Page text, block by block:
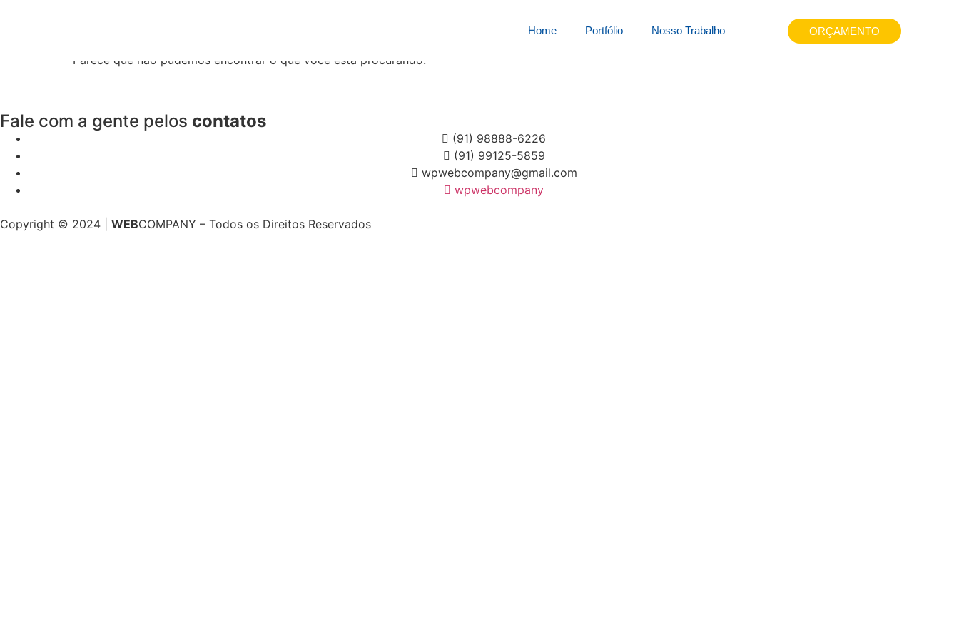
Home Portfólio Nosso Trabalho ORÇAMENTO
1625087xk9s1v5
Parece que não pudemos encontrar o que você está procurando.
Fale com a gente pelos contatos
(91) 98888-6226
(91) 99125-5859
wpwebcompany@gmail.com
wpwebcompany
Copyright © 2024 | WEBCOMPANY – Todos os Direitos Reservados